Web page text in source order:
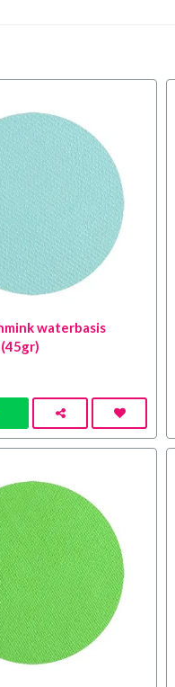
waterbasis